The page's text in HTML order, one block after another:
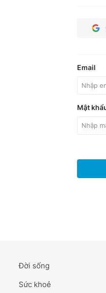
Email
Mật
Đời sống
Sức khoẻ